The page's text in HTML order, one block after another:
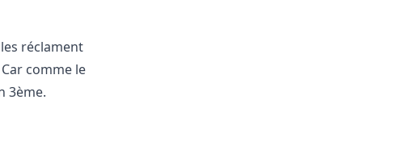
réclament
comme le
3ème.